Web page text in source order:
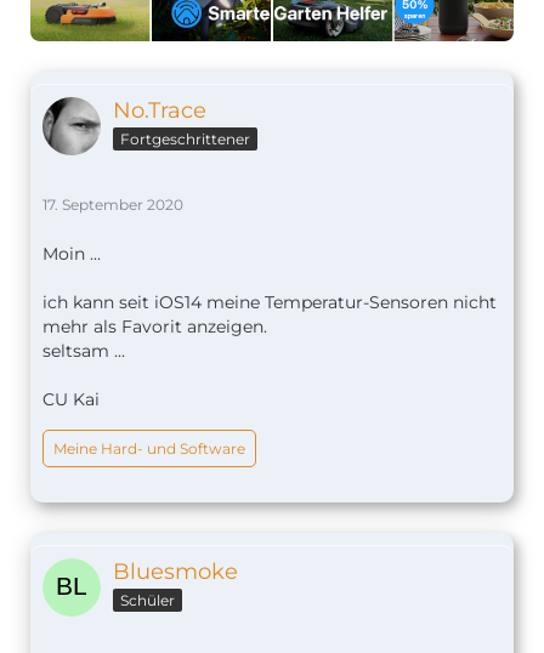
No.Trace
Fortgeschrittener
17. September 2020
Moin ...
ich kann seit iOS14 meine Temperatur-Sensoren nicht
mehr als Favorit anzeigen.
seltsam ...
CU Kai
Meine Hard- und Software
Bluesmoke
Schüler